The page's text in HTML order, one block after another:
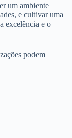
um ambiente
e cultivar uma
excelência e o
podem